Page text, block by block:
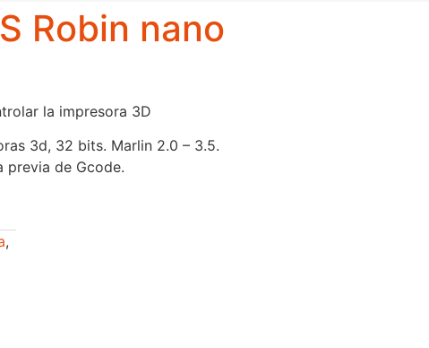
Robin nano
la impresora 3D
3d, 32 bits. Marlin 2.0 – 3.5.
previa de Gcode.
,